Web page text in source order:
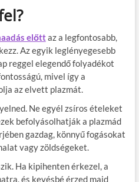
előttaz a legfontosabb,
Az egyik leglényegesebb
reggel elegendő folyadékot
mivel így a
az elvett plazmát.
Ne egyél zsíros ételeket
befolyásolhatják a plazmád
gazdag, könnyű fogásokat
vagy zöldségeket.
Ha kipihenten érkezel, a
és kevésbé érzed majd